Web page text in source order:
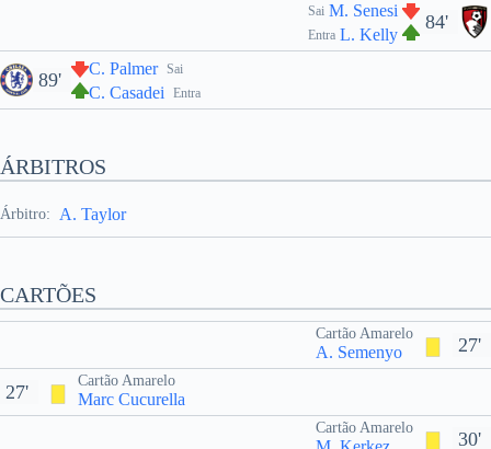
84'
Sai M. Senesi
Entra L. Kelly
Sai
C. Palmer
Entra
C. Casadei
89'
ÁRBITROS
Árbitro: A. Taylor
CARTÕES
27'
Cartão Amarelo
A. Semenyo
Cartão Amarelo
Marc Cucurella
27'
30'
Cartão Amarelo